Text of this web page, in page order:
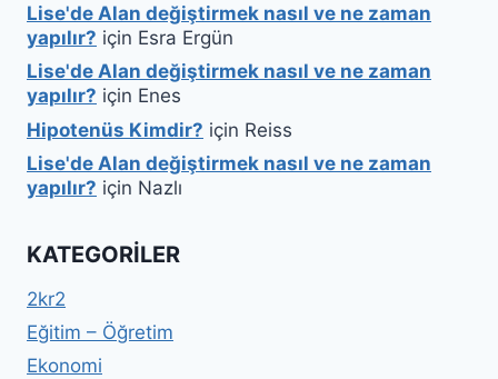
Lise'de Alan değiştirmek nasıl ve ne zaman
yapılır? için Esra Ergün
Lise'de Alan değiştirmek nasıl ve ne zaman
yapılır? için Enes
Hipotenüs Kimdir? için Reiss
Lise'de Alan değiştirmek nasıl ve ne zaman
yapılır? için Nazlı
KATEGORILER
2kr2
Eğitim – Öğretim
Ekonomi